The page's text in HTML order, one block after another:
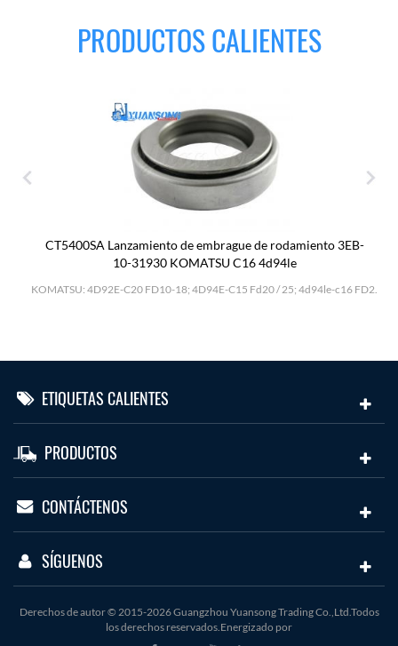
PRODUCTOS CALIENTES
CT5400SA Lanzamiento de embrague de rodamiento 3EB-
10-31930 KOMATSU C16 4d94le
KOMATSU: 4D92E-C20 FD10-18; 4D94E-C15 Fd20 / 25; 4d94le-c16 FD2.
ETIQUETAS CALIENTES
PRODUCTOS
CONTÁCTENOS
SÍGUENOS
Derechos de autor © 2015-2026 Guangzhou Yuansong Trading Co.,Ltd.Todos
los derechos reservados.Energizado por